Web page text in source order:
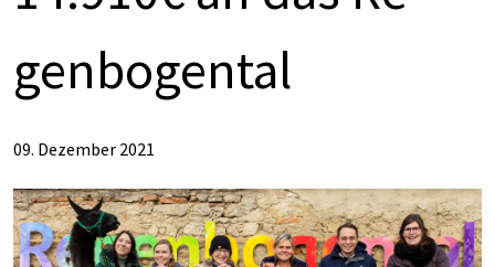
gen­bo­gen­tal
09. Dezember 2021